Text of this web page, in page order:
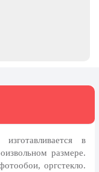
в
размере.
оргстекло.